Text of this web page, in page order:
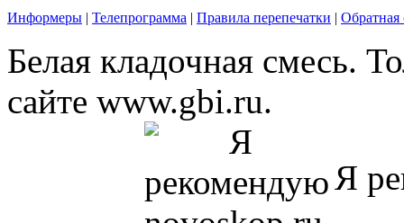
Информеры | Телепрограмма | Правила перепечатки | Обратная
Белая кладочная смесь.
сайте www.gbi.ru.
Я